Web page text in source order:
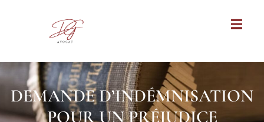
DEMANDE D’INDÉMNISATION
POUR UN PRÉJUDICE